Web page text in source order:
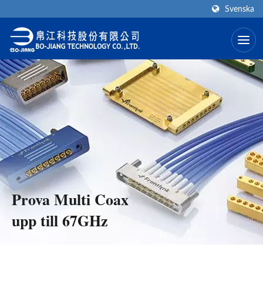
Svenska
Prova Multi Coax
upp till 67GHz